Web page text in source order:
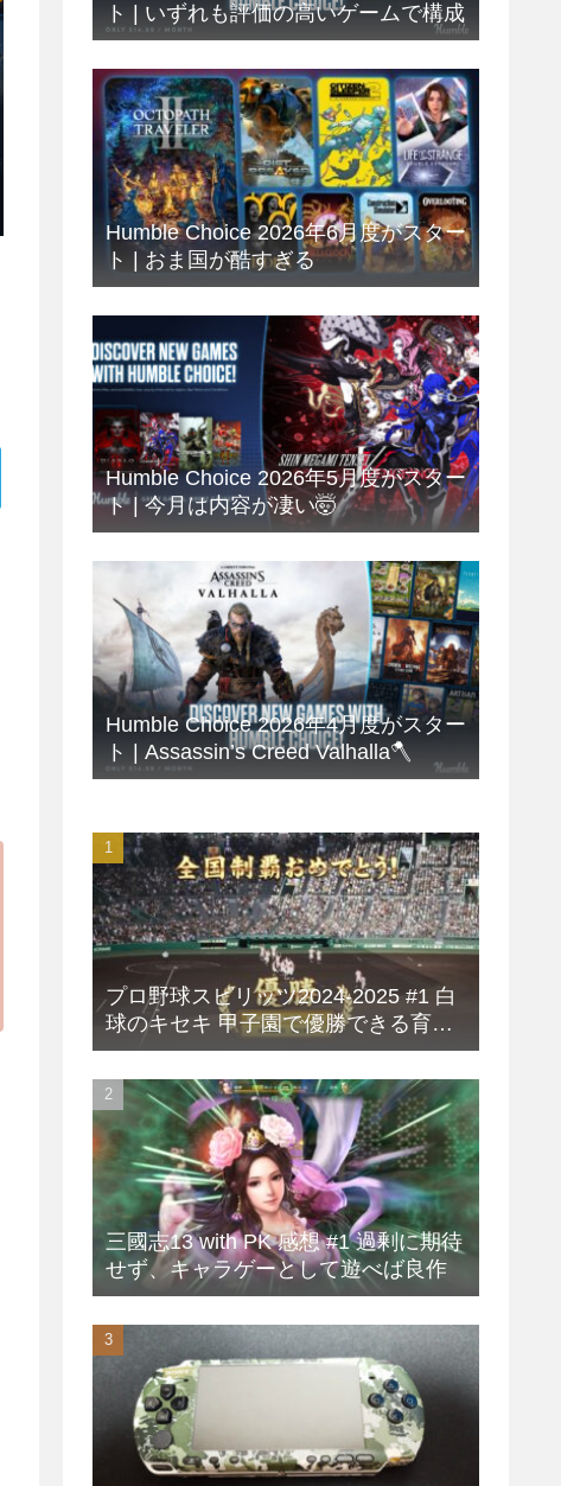
ト | いずれも評価の高いゲームで構成
Humble Choice 2026年6月度がスター
ト | おま国が酷すぎる
Humble Choice 2026年5月度がスター
ト | 今月は内容が凄い🤯
Humble Choice 2026年4月度がスター
ト | Assassin’s Creed Valhalla🪓
プロ野球スピリッツ2024-2025 #1 白
球のキセキ 甲子園で優勝できる育成
方法
三國志13 with PK 感想 #1 過剰に期待
せず、キャラゲーとして遊べば良作